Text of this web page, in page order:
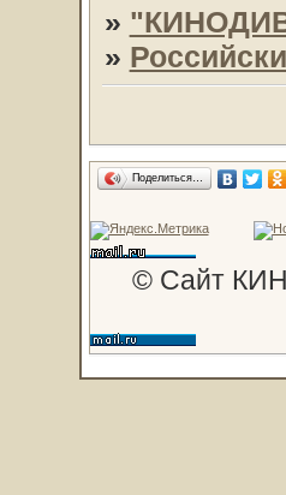
»
»
Поделиться…
© Сайт